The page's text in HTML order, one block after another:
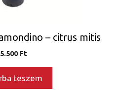
– citrus mitis
Ft
teszem